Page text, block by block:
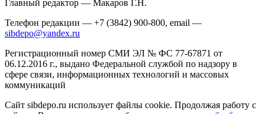
Главный редактор — Макаров Г.Н.
Телефон редакции — +7 (3842) 900-800, email —
sibdepo@yandex.ru
Регистрационный номер СМИ ЭЛ № ФС 77-67871 от
06.12.2016 г., выдано Федеральной службой по надзору в
сфере связи, информационных технологий и массовых
коммуникаций
Сайт sibdepo.ru использует файлы cookie. Продолжая работу с